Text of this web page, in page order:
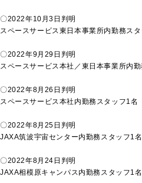
〇2022年10月3日判明
スペースサービス東日本事業所内勤務スタ
〇2022年9月29日判明
スペースサービス本社／東日本事業所内
〇2022年8月26日判明
スペースサービス本社内勤務スタッフ1名
〇2022年8月25日判明
JAXA筑波宇宙センター内勤務スタッフ1名
〇2022年8月24日判明
JAXA相模原キャンパス内勤務スタッフ1名